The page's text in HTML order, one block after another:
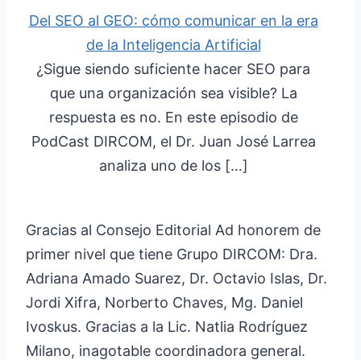
Del SEO al GEO: cómo comunicar en la era
de la Inteligencia Artificial
¿Sigue siendo suficiente hacer SEO para
que una organización sea visible? La
respuesta es no. En este episodio de
PodCast DIRCOM, el Dr. Juan José Larrea
analiza uno de los […]
Gracias al Consejo Editorial Ad honorem de
primer nivel que tiene Grupo DIRCOM: Dra.
Adriana Amado Suarez, Dr. Octavio Islas, Dr.
Jordi Xifra, Norberto Chaves, Mg. Daniel
Ivoskus. Gracias a la Lic. Natlia Rodríguez
Milano, inagotable coordinadora general.